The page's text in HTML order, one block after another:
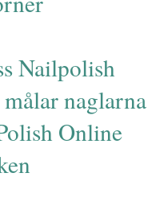
Nailpolish
naglarna
Online